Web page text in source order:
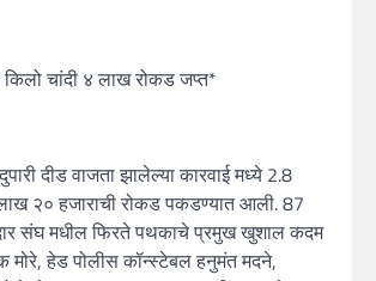
चांदी ४ लाख रोकड जप्त*
दीड वाजता झालेल्या कारवाई मध्ये 2.8
२० हजाराची रोकड पकडण्यात आली. 87
संघ मधील फिरते पथकाचे प्रमुख खुशाल कदम
मोरे, हेड पोलीस कॉन्स्टेबल हनुमंत मदने,